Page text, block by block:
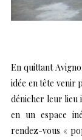
En quittant
idée en tête venir
dénicher leur lieu
en un espace
rendez-vous «